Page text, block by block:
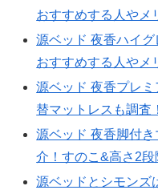
おすすめする人やメ
源ベッド 夜香ハイグ
おすすめする人やメ
源ベッド 夜香プレ
替マットレスも調査！
源ベッド 夜香脚付
介！すのこ&高さ2段
源ベッドとシモンズ